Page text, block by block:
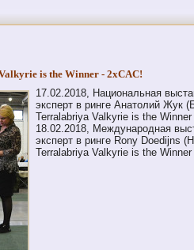
is the Winner - 2xCAC!
17.02.2018, Национальная
эксперт в ринге Анатолий Жук
Terralabriya Valkyrie is the
18.02.2018, Международная
эксперт в ринге Rony Doedijns
Terralabriya Valkyrie is the